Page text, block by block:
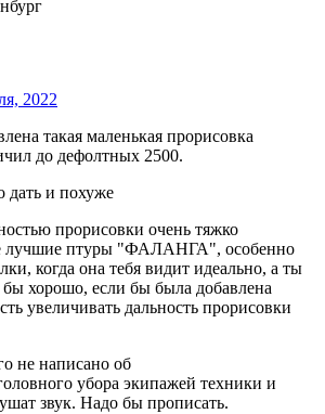
2022
такая маленькая прорисовка
до дефолтных 2500.
и похуже
прорисовки очень тяжко
лучшие птуры "ФАЛАНГА", особенно
когда она тебя видит идеально, а ты
бы хорошо, если бы была добавлена
увеличивать дальность прорисовки
не написано об
убора экипажей техники и
звук. Надо бы прописать.